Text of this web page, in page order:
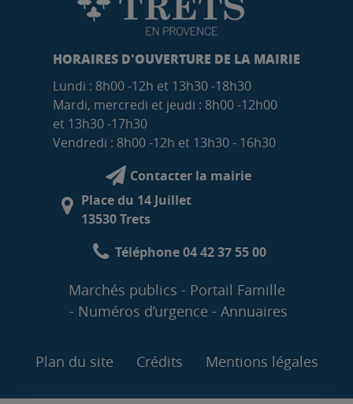
HORAIRES D'OUVERTURE DE LA MAIRIE
Lundi : 8h00 -12h et 13h30 -18h30
Mardi, mercredi et jeudi : 8h00 -12h00
et 13h30 -17h30
Vendredi : 8h00 -12h et 13h30 - 16h30
Contacter la mairie
Place du 14 Juillet
13530 Trets
Téléphone 04 42 37 55 00
Marchés publics
Portail Famille
Numéros d’urgence
Annuaires
Plan du site Crédits Mentions légales